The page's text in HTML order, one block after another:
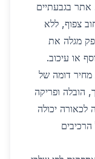
בגבעתיים
צפוף, ללא
מגלה את
או עיכוב.
מחיר דומה של
הובלה ופריקה
לכאורה יכולה